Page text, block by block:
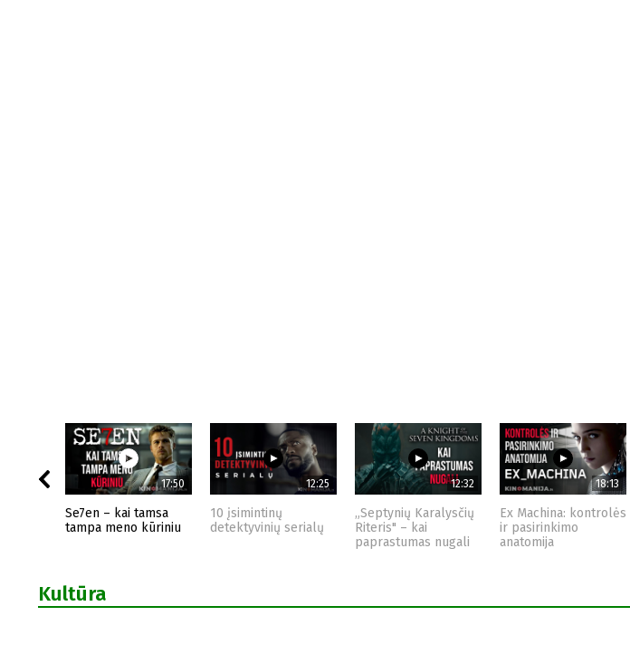
17:50
Se7en – kai tamsa
tampa meno kūriniu
12:25
10 įsimintinų
detektyvinių serialų
12:32
„Septynių Karalysčių
Riteris" – kai
paprastumas nugali
18:13
Ex Machina: kontrolės
ir pasirinkimo
anatomija
Kultūra